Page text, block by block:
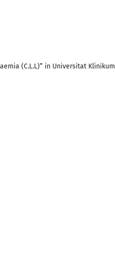
(C.L.L)” in Universitat Klinikum